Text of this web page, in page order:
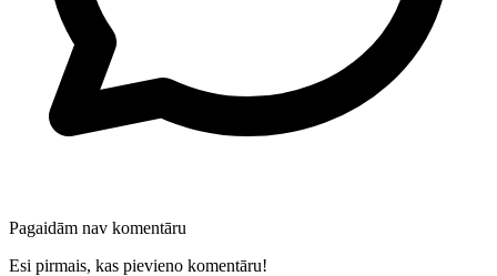
Pagaidām nav komentāru
Esi pirmais, kas pievieno komentāru!